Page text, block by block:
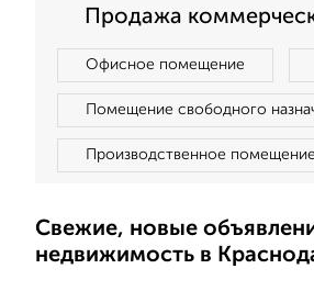
Продажа
Офисное помещение
Помещение свободного
Производственное помещение
Свежие, новые
недвижимость в